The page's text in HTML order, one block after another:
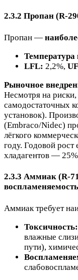
2.3.2 Пропан (R-
Пропан —
LFL: 2,2%,
Рыночное
Несмотря на
самодостаточных
установок).
(Embraco/Nidec)
лёгкого
году. Годовой рост
хладагентов —
2.3.3 Аммиак (R-
воспламеняемость
Аммиак требует
Токсичность:
влажные
пути),